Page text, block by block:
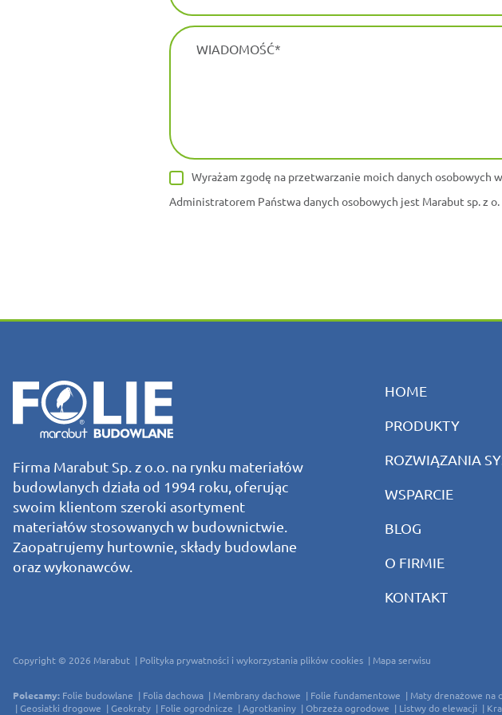
WIADOMOŚĆ
Wyrażam zgodę na przetwarzanie moich danych osobowych
Administratorem Państwa danych osobowych jest Marabut sp. z o.
Firma Marabut Sp. z o.o. na rynku materiałów
budowlanych działa od 1994 roku, oferując
swoim klientom szeroki asortyment
materiałów stosowanych w budownictwie.
Zaopatrujemy hurtownie, składy budowlane
oraz wykonawców.
HOME
PRODUKTY
ROZWIĄZANIA
WSPARCIE
BLOG
O FIRMIE
KONTAKT
Copyright © 2026 Marabut Polityka prywatności i wykorzystania plików cookies Mapa serwisu
Polecamy: Folie budowlane Folia dachowa Membrany dachowe Folie fundamentowe Maty drenażowe na
Geosiatki drogowe
Geokraty Folie ogrodnicze Agrotkaniny Obrzeża ogrodowe Listwy do elewacji